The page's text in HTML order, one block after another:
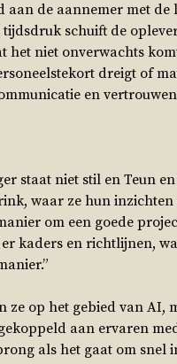
aan de aannemer met
schuift de
het niet onverwachts
dreigt of
en
staat niet stil en Teun
waar ze hun
om een goede
kaders en richtlijnen,
ze op het gebied van
aan ervaren
als het gaat om snel